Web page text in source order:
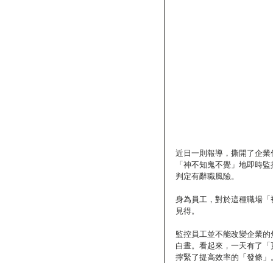
近日一則報導，撕開了企
「神不知鬼不覺」地即時
判定有辭職風險。
身為員工，對於這種職場
見得。
監控員工並不能改變企業
白晝。看起來，一天有了
擰緊了提高效率的「發條」。